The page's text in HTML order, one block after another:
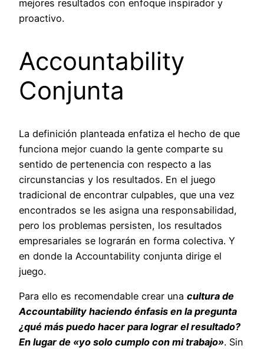
mejores resultados con enfoque inspirador y
proactivo.
Accountability
Conjunta
La definición planteada enfatiza el hecho de que
funciona mejor cuando la gente comparte su
sentido de pertenencia con respecto a las
circunstancias y los resultados. En el juego
tradicional de encontrar culpables, que una vez
encontrados se les asigna una responsabilidad,
pero los problemas persisten, los resultados
empresariales se lograrán en forma colectiva. Y
en donde la Accountability conjunta dirige el
juego.
Para ello es recomendable crear una cultura de
Accountability haciendo énfasis en la pregunta
¿qué más puedo hacer para lograr el resultado?
En lugar de «yo solo cumplo con mi trabajo». Sin